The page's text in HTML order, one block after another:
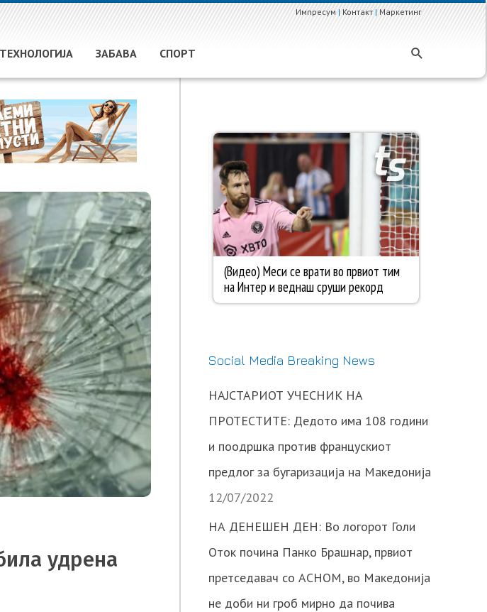
Импресум|Контакт|Маркетинг
ТЕХНОЛОГИЈА ЗАБАВА СПОРТ
удрена
Social Media Breaking News
НАЈСТАРИОТ УЧЕСНИК НА
ПРОТЕСТИТЕ: Дедото има 108 години
и поодршка против францускиот
предлог за бугаризација на Македонија
12/07/2022
НА ДЕНЕШЕН ДЕН: Во логорот Голи
Оток почина Панко Брашнар, првиот
претседавач со АСНОМ, во Македонија
не доби ни гроб мирно да почива